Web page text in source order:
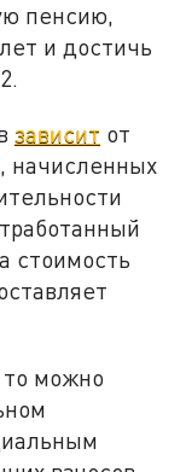
пенсию,
и достичь
зависит от
начисленных
стоимость
можно